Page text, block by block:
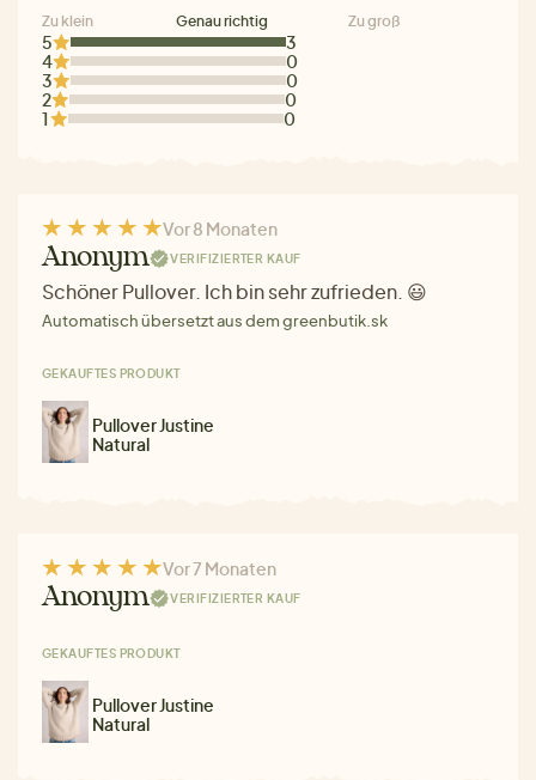
5
3
4
0
3
0
2
0
1
0
Zu klein Genau richtig Zu groß
Vor 8 Monaten
Anonym VERIFIZIERTER KAUF
Schöner Pullover. Ich bin sehr zufrieden. 😃
Automatisch übersetzt aus dem greenbutik.sk
GEKAUFTES PRODUKT
Pullover Justine
Natural
Vor 7 Monaten
Anonym VERIFIZIERTER KAUF
GEKAUFTES PRODUKT
Pullover Justine
Natural